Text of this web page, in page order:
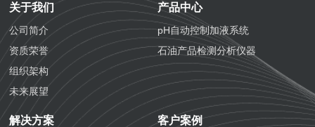
关于我们
公司简介
资质荣誉
组织架构
未来展望
产品中心
pH自动控制加液系统
石油产品检测分析仪器
解决方案 客户案例